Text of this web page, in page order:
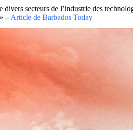
divers secteurs de l’industrie des
– Article de Barbados Today